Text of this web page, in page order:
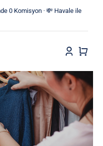
0 Komisyon · 💸 Havale ile